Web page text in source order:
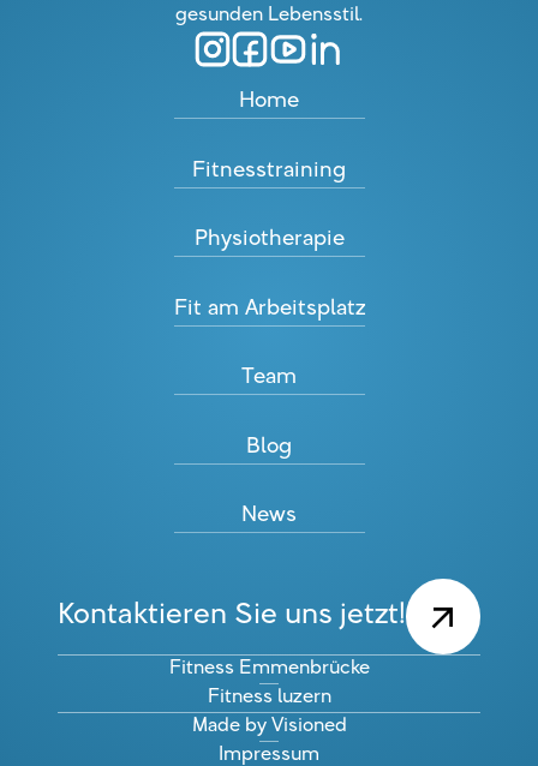
gesunden Lebensstil.
Home
Fitnesstraining
Physiotherapie
Fit am Arbeitsplatz
Team
Blog
News
Kontaktieren Sie uns jetzt!
Fitness Emmenbrücke
Fitness luzern
Made by Visioned
Impressum